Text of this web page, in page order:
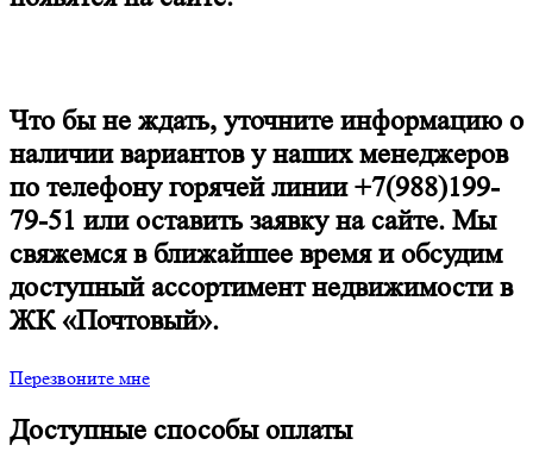
Что бы не ждать, уточните информацию о
наличии вариантов у наших менеджеров
по телефону горячей линии +7(988)199-
79-51 или оставить заявку на сайте. Мы
свяжемся в ближайшее время и обсудим
доступный ассортимент недвижимости в
ЖК «Почтовый».
Перезвоните мне
Доступные способы оплаты